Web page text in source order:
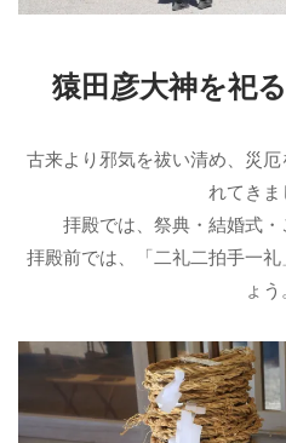
猿田彦大神を祀
古来より邪気を祓い清め、災
れてきま
拝殿では、祭典・結婚式・
拝殿前では、「二礼二拍手一
ょう。